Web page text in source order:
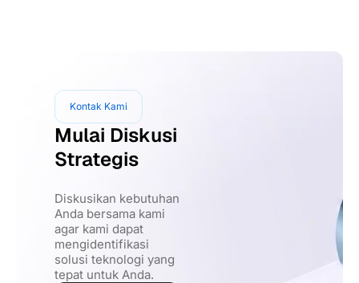
Kontak Kami
Mulai Diskusi
Strategis
Diskusikan kebutuhan
Anda bersama kami
agar kami dapat
mengidentifikasi
solusi teknologi yang
tepat untuk Anda.